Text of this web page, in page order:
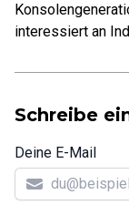
interessiert an
Schreibe
Deine E-Mail